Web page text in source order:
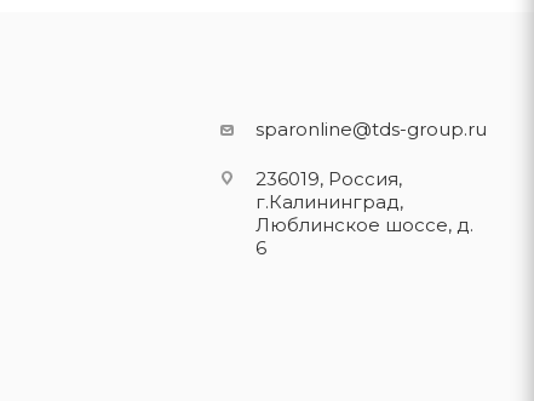
sparonline@tds-group.ru
236019, Россия,
г.Калининград,
Люблинское шоссе, д.
6